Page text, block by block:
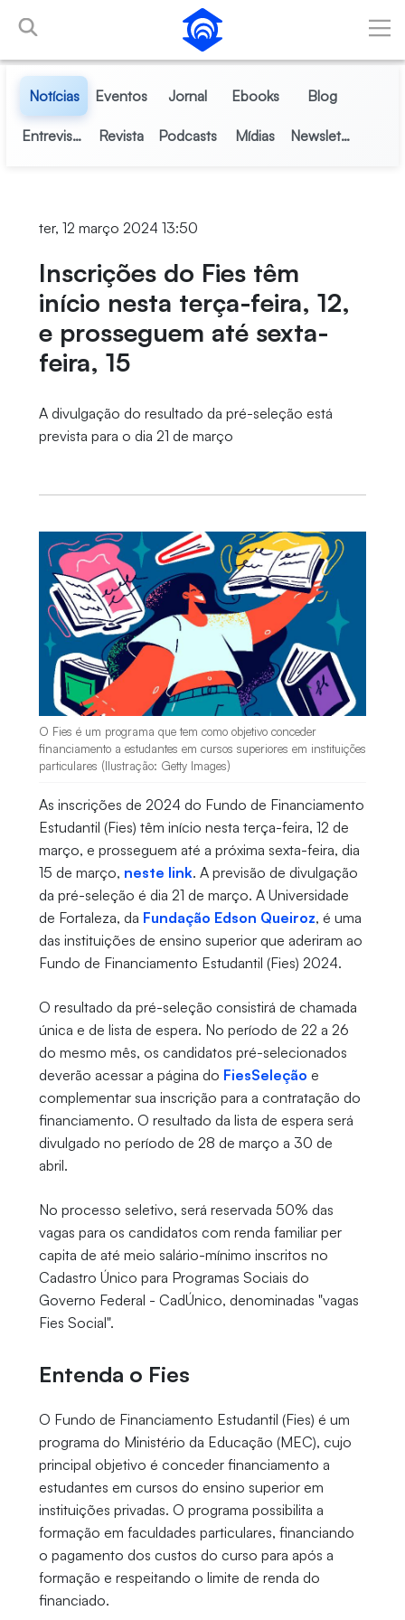
Pular para o Conteúdo principal
Notícias Eventos Jornal Ebooks Blog
Entrevistas Revista Podcasts Mídias Newsletter
ter, 12 março 2024 13:50
Inscrições do Fies têm
início nesta terça-feira, 12,
e prosseguem até sexta-
feira, 15
A divulgação do resultado da pré-seleção está
prevista para o dia 21 de março
O Fies é um programa que tem como objetivo conceder
financiamento a estudantes em cursos superiores em instituições
particulares (Ilustração: Getty Images)
As inscrições de 2024 do Fundo de Financiamento
Estudantil (Fies) têm início nesta terça-feira, 12 de
março, e prosseguem até a próxima sexta-feira, dia
15 de março, neste link. A previsão de divulgação
da pré-seleção é dia 21 de março. A Universidade
de Fortaleza, da Fundação Edson Queiroz, é uma
das instituições de ensino superior que aderiram ao
Fundo de Financiamento Estudantil (Fies) 2024.
O resultado da pré-seleção consistirá de chamada
única e de lista de espera. No período de 22 a 26
do mesmo mês, os candidatos pré-selecionados
deverão acessar a página do FiesSeleção e
complementar sua inscrição para a contratação do
financiamento. O resultado da lista de espera será
divulgado no período de 28 de março a 30 de
abril.
No processo seletivo, será reservada 50% das
vagas para os candidatos com renda familiar per
capita de até meio salário-mínimo inscritos no
Cadastro Único para Programas Sociais do
Governo Federal - CadÚnico, denominadas "vagas
Fies Social".
Entenda o Fies
O Fundo de Financiamento Estudantil (Fies) é um
programa do Ministério da Educação (MEC), cujo
principal objetivo é conceder financiamento a
estudantes em cursos do ensino superior em
instituições privadas. O programa possibilita a
formação em faculdades particulares, financiando
o pagamento dos custos do curso para após a
formação e respeitando o limite de renda do
financiado.